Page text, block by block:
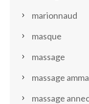
marionnaud
masque
massage
massage amma
massage